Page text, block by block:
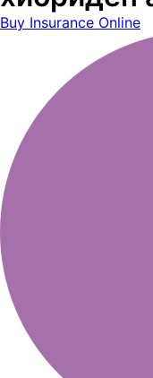
Buy Insurance Online